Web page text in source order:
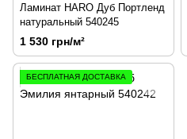
Ламинат HARO Дуб Портленд
натуральный 540245
1 530 грн/м²
БЕСПЛАТНАЯ ДОСТАВКА